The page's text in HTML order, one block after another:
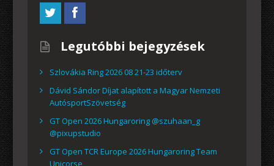
Legutóbbi bejegyzések
Szlovákia Ring 2026 08 21-23 időterv
Dávid Sándor Díjat alapított a Magyar Nemzeti
AutósportSzövetség
GT Open 2026 Hungaroring @szuhaan_g
@pixupstudio
GT Open TCR Europe 2026 Hungaroring Team
Unicorse